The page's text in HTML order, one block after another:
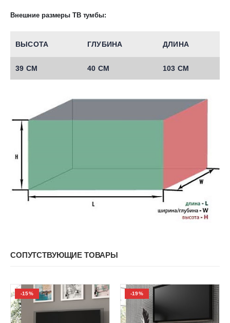
Внешние размеры ТВ тумбы:
ВЫСОТА ГЛУБИНА ДЛИНА
39 СМ 40 СМ 103 СМ
СОПУТСТВУЮЩИЕ ТОВАРЫ
-15% -19%